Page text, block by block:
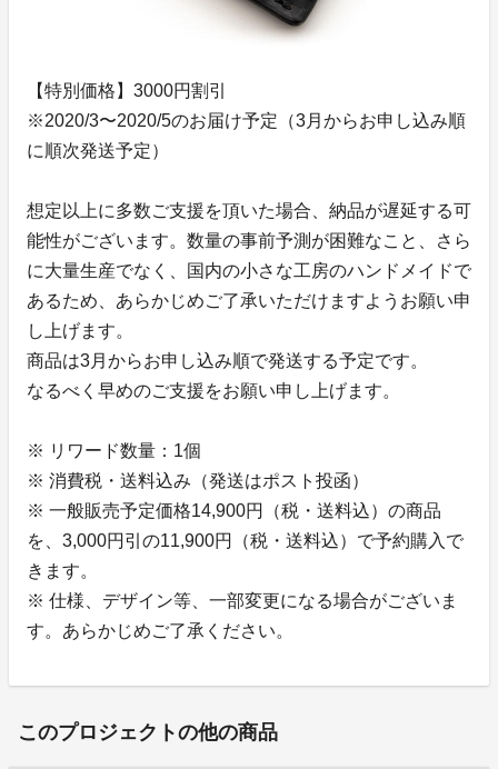
【特別価格】3000円割引
※2020/3〜2020/5のお届け予定（3月からお申し込み順
に順次発送予定）
想定以上に多数ご支援を頂いた場合、納品が遅延する可
能性がございます。数量の事前予測が困難なこと、さら
に大量生産でなく、国内の小さな工房のハンドメイドで
あるため、あらかじめご了承いただけますようお願い申
し上げます。
商品は3月からお申し込み順で発送する予定です。
なるべく早めのご支援をお願い申し上げます。
※ リワード数量：1個
※ 消費税・送料込み（発送はポスト投函）
※ 一般販売予定価格14,900円（税・送料込）の商品
を、3,000円引の11,900円（税・送料込）で予約購入で
きます。
※ 仕様、デザイン等、一部変更になる場合がございま
す。あらかじめご了承ください。
このプロジェクトの他の商品